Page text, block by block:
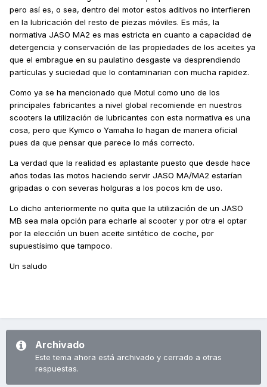
sólo una opinión generalizada. Lo cierto es que Kymco y
otros fabricantes recomiendan el MA2 para todo uso.
Un saludo
pero así es, o sea, dentro del motor estos aditivos no interfieren
en la lubricación del resto de piezas móviles. Es más, la
normativa JASO MA2 es mas estricta en cuanto a capacidad de
detergencia y conservación de las propiedades de los aceites ya
que el embrague en su paulatino desgaste va desprendiendo
partículas y suciedad que lo contaminarian con mucha rapidez.
Como ya se ha mencionado que Motul como uno de los
principales fabricantes a nivel global recomiende en nuestros
scooters la utilización de lubricantes con esta normativa es una
cosa, pero que Kymco o Yamaha lo hagan de manera oficial
pues da que pensar que parece lo más correcto.
La verdad que la realidad es aplastante puesto que desde hace
años todas las motos haciendo servir JASO MA/MA2 estarían
gripadas o con severas holguras a los pocos km de uso.
Lo dicho anteriormente no quita que la utilización de un JASO
MB sea mala opción para echarle al scooter y por otra el optar
por la elección un buen aceite sintético de coche, por
supuestísimo que tampoco.
Un saludo
Archivado
Este tema ahora está archivado y cerrado a otras
respuestas.